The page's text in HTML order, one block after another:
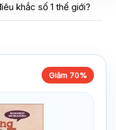
khắc số 1 thế giới?
Giảm 70%